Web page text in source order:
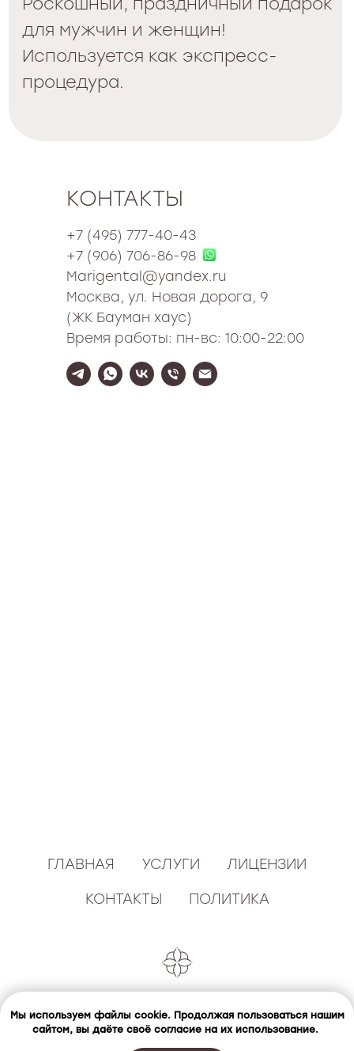
КОНТАКТЫ
+7 (495) 777-40-43
+7 (906) 706-86-98
Marigental@yandex.ru
Москва, ул. Новая дорога, 9
(ЖК Бауман хаус)
Время работы: пн-вс: 10:00-22:00
ГЛАВНАЯ УСЛУГИ
ЛИЦЕНЗИИ
КОНТАКТЫ
ПОЛИТИКА
© 2025 Клиника косметологии Мариджентал. Все
права защищены
Мы используем файлы cookie. Продолжая пользоваться нашим
сайтом, вы даёте своё согласие на их использование.